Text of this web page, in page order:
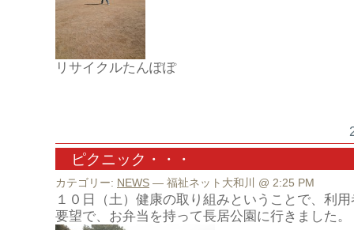
リサイクルたんぽぽ
ピクニック・・・
カテゴリー: NEWS — 福祉ネット大和川 @ 2:25 PM
１０日（土）健康の取り組みということで、利
要望で、お弁当を持って長居公園に行きました。